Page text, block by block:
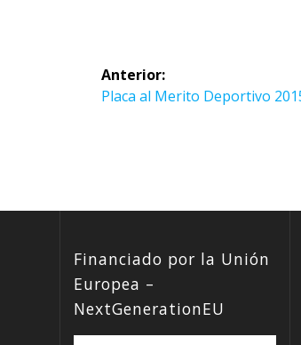
Navegación
de
Anterior:
Entrada
Placa al Merito Deportivo
Financiado por la Unión
Europea –
NextGenerationEU